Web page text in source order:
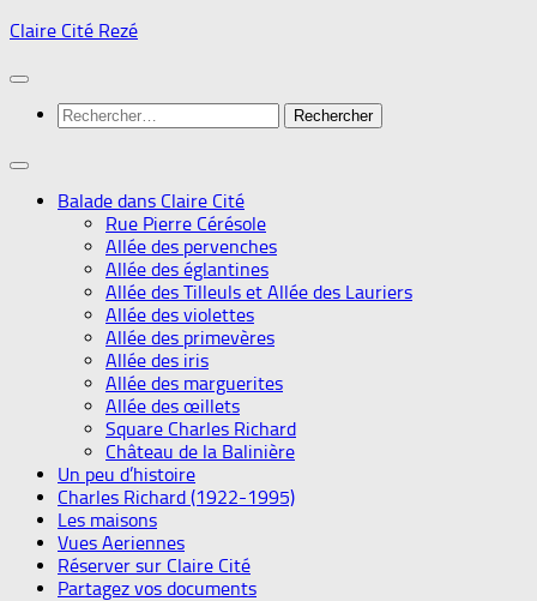
Skip
content
Claire Cité Rezé
Rechercher :
Balade dans Claire Cité
Rue Pierre Cérésole
Allée des pervenches
Allée des églantines
Allée des Tilleuls et Allée des Lauriers
Allée des violettes
Allée des primevères
Allée des iris
Allée des marguerites
Allée des œillets
Square Charles Richard
Château de la Balinière
Un peu d’histoire
Charles Richard (1922-1995)
Les maisons
Vues Aeriennes
Réserver sur Claire Cité
Partagez vos documents